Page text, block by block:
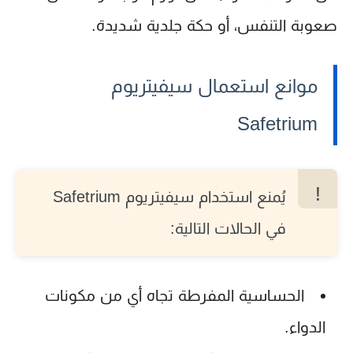
صعوبة التنفس، أو حكة جلدية شديدة.
موانع استعمال سيفيتريوم
Safetrium
يُمنع استخدام سيفيتريوم Safetrium
في الحالات التالية:
الحساسية المفرطة تجاه أي من مكونات
الدواء.